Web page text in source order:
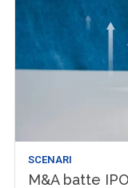
SCENARI
M&A batte